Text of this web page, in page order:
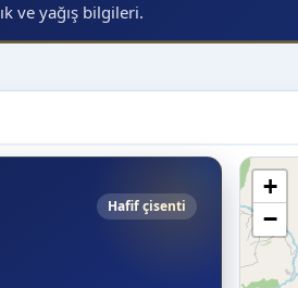
ve yağış bilgileri.
Hafif çisenti
+
−